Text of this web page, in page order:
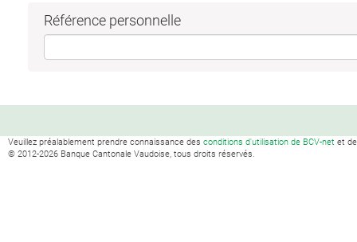
Référence personnelle
Veuillez préalablement prendre connaissance des conditions d'utilisation de BCV-net et
© 2012-2026 Banque Cantonale Vaudoise, tous droits réservés.